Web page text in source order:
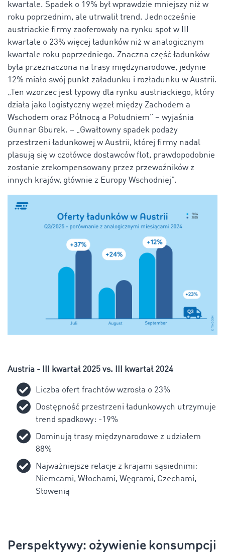
kwartale. Spadek o 19% był wprawdzie mniejszy niż w
roku poprzednim, ale utrwalił trend. Jednocześnie
austriackie firmy zaoferowały na rynku spot w III
kwartale o 23% więcej ładunków niż w analogicznym
kwartale roku poprzedniego. Znaczna część ładunków
była przeznaczona na trasy międzynarodowe, jedynie
12% miało swój punkt załadunku i rozładunku w Austrii.
„Ten wzorzec jest typowy dla rynku austriackiego, który
działa jako logistyczny węzeł między Zachodem a
Wschodem oraz Północą a Południem” – wyjaśnia
Gunnar Gburek. – „Gwałtowny spadek podaży
przestrzeni ładunkowej w Austrii, której firmy nadal
plasują się w czołówce dostawców flot, prawdopodobnie
zostanie zrekompensowany przez przewoźników z
innych krajów, głównie z Europy Wschodniej”.
Austria - III kwartał 2025 vs. III kwartał 2024
Liczba ofert frachtów wzrosła o 23%
Dostępność przestrzeni ładunkowych utrzymuje
trend spadkowy: -19%
Dominują trasy międzynarodowe z udziałem
88%
Najważniejsze relacje z krajami sąsiednimi:
Niemcami, Włochami, Węgrami, Czechami,
Słowenią
Perspektywy: ożywienie konsumpcji